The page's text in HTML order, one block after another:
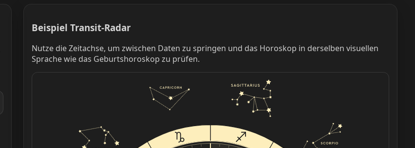
Beispiel Transit-Radar
Nutze die Zeitachse, um zwischen Daten zu springen und das Horoskop in derselben visuellen
Sprache wie das Geburtshoroskop zu prüfen.